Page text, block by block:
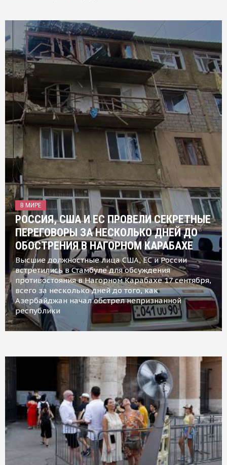
В МИРЕ
РОССИЯ, США И ЕС ПРОВЕЛИ СЕКРЕТНЫЕ
ПЕРЕГОВОРЫ ЗА НЕСКОЛЬКО ДНЕЙ ДО
ОБОСТРЕНИЯ В НАГОРНОМ КАРАБАХЕ
Высшие должностные лица США, ЕС и России
встретились в Стамбуле для обсуждения
противостояния в Нагорном Карабахе 17 сентября,
всего за несколько дней до того, как
Азербайджан начал обстрел непризнанной
республики